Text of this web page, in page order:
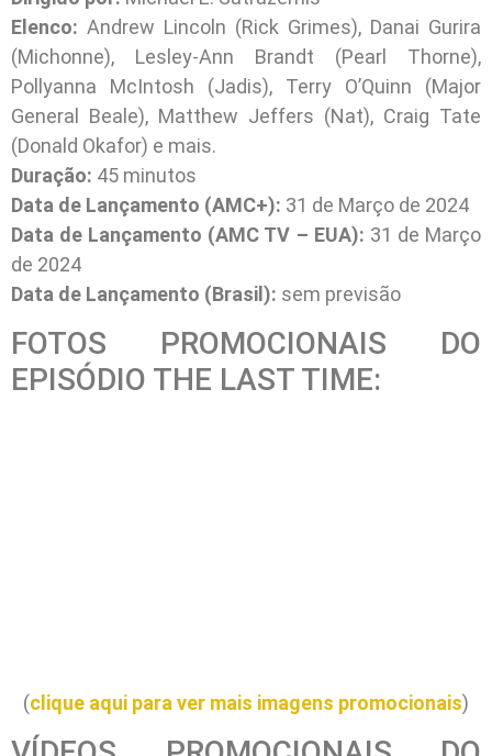
Elenco: Andrew Lincoln (Rick Grimes), Danai Gurira
(Michonne), Lesley-Ann Brandt (Pearl Thorne),
Pollyanna McIntosh (Jadis), Terry O’Quinn (Major
General Beale), Matthew Jeffers (Nat), Craig Tate
(Donald Okafor) e mais.
Duração: 45 minutos
Data de Lançamento (AMC+): 31 de Março de 2024
Data de Lançamento (AMC TV – EUA): 31 de Março
de 2024
Data de Lançamento (Brasil): sem previsão
FOTOS PROMOCIONAIS DO
EPISÓDIO THE LAST TIME:
(clique aqui para ver mais imagens promocionais)